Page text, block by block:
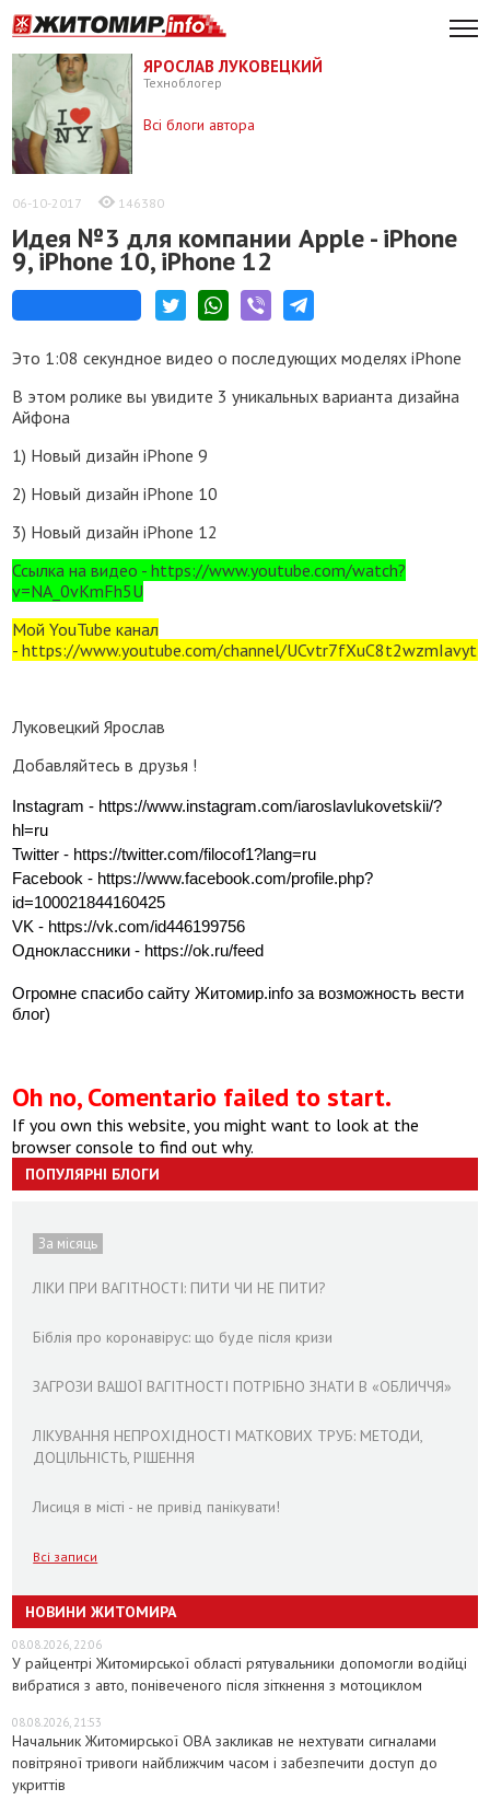
ЯРОСЛАВ ЛУКОВЕЦКИЙ
Техноблогер
Всі блоги автора
06-10-2017 146380
Идея №3 для компании Apple - iPhone
9, iPhone 10, iPhone 12
Это 1:08 секундное видео о последующих моделях iPhone
В этом ролике вы увидите 3 уникальных варианта дизайна
Айфона
1) Новый дизайн iPhone 9
2) Новый дизайн iPhone 10
3) Новый дизайн iPhone 12
Ссылка на видео - https://www.youtube.com/watch?
v=NA_0vKmFh5U
Мой YouTube канал
- https://www.youtube.com/channel/
Луковецкий Ярослав
Добавляйтесь в друзья !
Instagram - https://www.instagram.com/iaroslavlukovetskii/?
hl=ru
Twitter - https://twitter.com/filocof1?lang=ru
Facebook - https://www.facebook.com/profile.php?
id=100021844160425
VK - https://vk.com/id446199756
Одноклассники - https://ok.ru/feed
Огромне спасибо сайту Житомир.info за возможность вести
блог)
Oh no, Comentario failed to start.
If you own this website, you might want to look at the
browser console to find out why.
ПОПУЛЯРНІ БЛОГИ
За місяць
ЛІКИ ПРИ ВАГІТНОСТІ: ПИТИ ЧИ НЕ ПИТИ?
Біблія про коронавірус: що буде після кризи
ЗАГРОЗИ ВАШОЇ ВАГІТНОСТІ ПОТРІБНО ЗНАТИ В «ОБЛИЧЧЯ»
ЛІКУВАННЯ НЕПРОХІДНОСТІ МАТКОВИХ ТРУБ: МЕТОДИ,
ДОЦІЛЬНІСТЬ, РІШЕННЯ
Лисиця в місті - не привід панікувати!
Всі записи
НОВИНИ ЖИТОМИРА
08.08.2026, 22:06
У райцентрі Житомирської області рятувальники допомогли водійці
вибратися з авто, понівеченого після зіткнення з мотоциклом
08.08.2026, 21:53
Начальник Житомирської ОВА закликав не нехтувати сигналами
повітряної тривоги найближчим часом і забезпечити доступ до
укриттів